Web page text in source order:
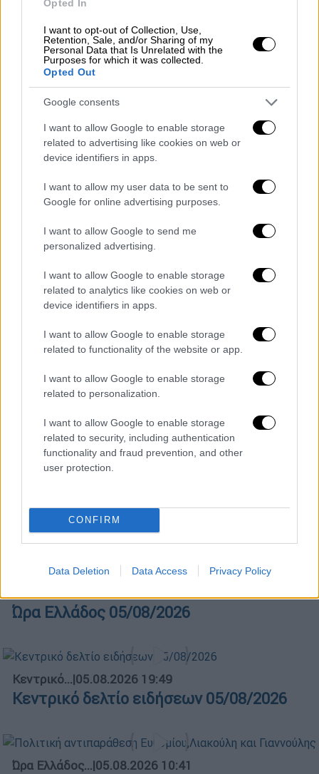
Opted In
I want to opt-out of Collection, Use,
Retention, Sale, and/or Sharing of my
Personal Data that Is Unrelated with the
Purposes for which it was collected.
Opted Out
Google consents
I want to allow Google to enable storage
related to advertising like cookies on web or
device identifiers in apps.
I want to allow my user data to be sent to
Google for online advertising purposes.
I want to allow Google to send me
personalized advertising.
I want to allow Google to enable storage
related to analytics like cookies on web or
device identifiers in apps.
I want to allow Google to enable storage
related to functionality of the website or app.
I want to allow Google to enable storage
related to personalization.
I want to allow Google to enable storage
related to security, including authentication
functionality and fraud prevention, and other
user protection.
CONFIRM
Data Deletion Data Access Privacy Policy
ΔΗΜΟΦΙΛΗ ΣΤΟ TAG
01 Εκκλησία|26.03.2020 19:30
Live streaming: Ακολουθίες και
λειτουργίες της Εκκλησίας από
POPULAR VIDEOS
Ώρα Ελλάδος 05/08/2026
Κεντρικό...|05.08.2026 19:49
Κεντρικό δελτίο ειδήσεων 05/08/2026
Ώρα Ελλάδος...|05.08.2026 10:41